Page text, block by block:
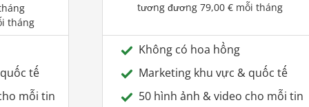
tháng
tế
mỗi tin
tương đương 79,00 €mỗi tháng
Không có hoa hồng
Marketing khu vực & quốc tế
50 hình ảnh & video cho mỗi tin